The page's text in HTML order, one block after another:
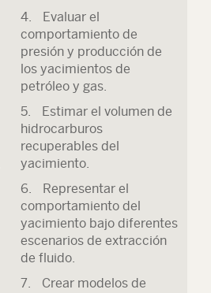
4. Evaluar el
comportamiento de
presión y producción de
los yacimientos de
petróleo y gas.
5. Estimar el volumen de
hidrocarburos
recuperables del
yacimiento.
6. Representar el
comportamiento del
yacimiento bajo diferentes
escenarios de extracción
de fluido.
7. Crear modelos de